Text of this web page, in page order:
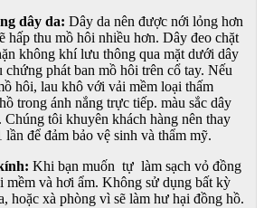
dây da: Dây da nên được nới lỏng hơn
hấp thu mồ hôi nhiều hơn. Dây đeo chặt
không khí lưu thông qua mặt dưới dây
chứng phát ban mồ hôi trên cổ tay. Nếu
hôi, lau khô với vải mềm loại thấm
trong ánh nắng trực tiếp. màu sắc dây
Chúng tôi khuyên khách hàng nên thay
lần để đảm bảo vệ sinh và thẩm mỹ.
Khi bạn muốn tự làm sạch vỏ đồng
mềm và hơi ẩm. Không sử dụng bất kỳ
hoặc xà phòng vì sẽ làm hư hại đồng hồ.